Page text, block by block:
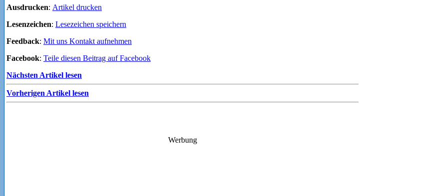
Ausdrucken: Artikel drucken
Lesenzeichen: Lesezeichen speichern
Feedback: Mit uns Kontakt aufnehmen
Facebook: Teile diesen Beitrag auf Facebook
Nächsten Artikel lesen
Vorherigen Artikel lesen
Werbung